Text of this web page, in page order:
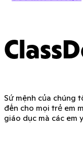
Sứ mệnh của chúng
đến cho mọi trẻ em
giáo dục mà các em